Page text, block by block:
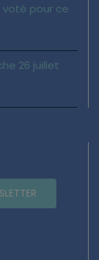
voté pour ce
26 juillet